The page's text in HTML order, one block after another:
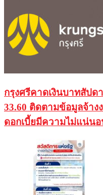
กรุงศรีคาดเงินบาทสัปด
33.60 ติดตามข้อมูลจ้า
ดอกเบี้ยมีความไม่แน่น